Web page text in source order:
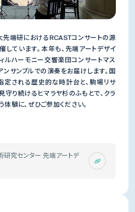
先端研におけるRCASTコンサートの源
しています。本年も、先端アートデザイ
ルハーモニー交響楽団コンサートマス
ンサンブルでの演奏をお届けします。国
される歴史的な時計台と、駒場リサ
守り続けるヒマラヤ杉のふもとで、クラ
験に、ぜひご参加ください。
究センター 先端アートデ